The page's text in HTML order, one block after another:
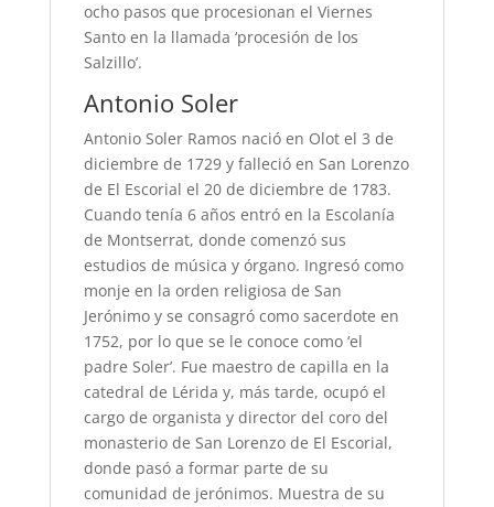
ocho pasos que procesionan el Viernes
Santo en la llamada ‘procesión de los
Salzillo’.
Antonio Soler
Antonio Soler Ramos nació en Olot el 3 de
diciembre de 1729 y falleció en San Lorenzo
de El Escorial el 20 de diciembre de 1783.
Cuando tenía 6 años entró en la Escolanía
de Montserrat, donde comenzó sus
estudios de música y órgano. Ingresó como
monje en la orden religiosa de San
Jerónimo y se consagró como sacerdote en
1752, por lo que se le conoce como ‘el
padre Soler’. Fue maestro de capilla en la
catedral de Lérida y, más tarde, ocupó el
cargo de organista y director del coro del
monasterio de San Lorenzo de El Escorial,
donde pasó a formar parte de su
comunidad de jerónimos. Muestra de su